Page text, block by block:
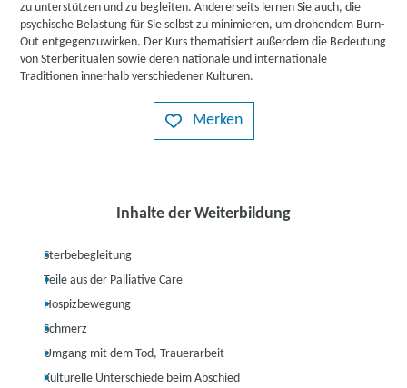
zu unterstützen und zu begleiten. Andererseits lernen Sie auch, die
psychische Belastung für Sie selbst zu minimieren, um drohendem Burn-
Out entgegenzuwirken. Der Kurs thematisiert außerdem die Bedeutung
von Sterberitualen sowie deren nationale und internationale
Traditionen innerhalb verschiedener Kulturen.
Merken
Inhalte der Weiterbildung
Sterbebegleitung
Teile aus der Palliative Care
Hospizbewegung
Schmerz
Umgang mit dem Tod, Trauerarbeit
Kulturelle Unterschiede beim Abschied